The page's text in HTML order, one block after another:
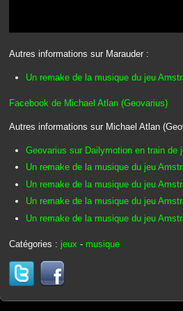
Autres informations sur Marauder :
Un remake de la musique du jeu
Facebook de Michael Atlan (Geovarius)
Autres informations sur Michael Atlan
Geovarius sur Dailymotion en train de
Un remake de la musique du jeu
Un remake de la musique du jeu
Un remake de la musique du jeu
Un remake de la musique du jeu
Catégories : jeux - musique